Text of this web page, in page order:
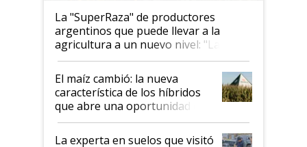
La "SuperRaza" de productores
argentinos que puede llevar a la
agricultura a un nuevo nivel: "Las
posibilidades de crecimiento son
infinitas"
El maíz cambió: la nueva
característica de los híbridos
que abre una oportunidad en
el lote
La experta en suelos que visitó